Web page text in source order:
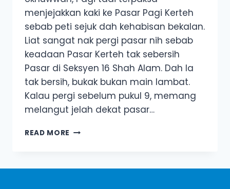
menjejakkan kaki ke Pasar Pagi Kerteh
sebab peti sejuk dah kehabisan bekalan.
Liat sangat nak pergi pasar nih sebab
keadaan Pasar Kerteh tak sebersih
Pasar di Seksyen 16 Shah Alam. Dah la
tak bersih, bukak bukan main lambat.
Kalau pergi sebelum pukul 9, memang
melangut jelah dekat pasar…
READ MORE POSITIFKAN